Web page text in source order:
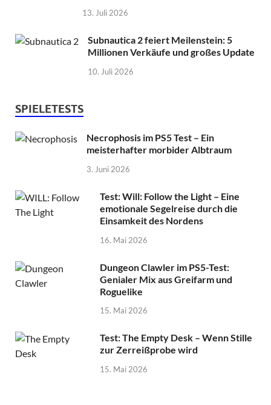
13. Juli 2026
Subnautica 2 feiert Meilenstein: 5
Millionen Verkäufe und großes Update
10. Juli 2026
SPIELETESTS
Necrophosis im PS5 Test – Ein
meisterhafter morbider Albtraum
3. Juni 2026
Test: Will: Follow the Light – Eine
emotionale Segelreise durch die
Einsamkeit des Nordens
16. Mai 2026
Dungeon Clawler im PS5-Test:
Genialer Mix aus Greifarm und
Roguelike
15. Mai 2026
Test: The Empty Desk – Wenn Stille
zur Zerreißprobe wird
15. Mai 2026